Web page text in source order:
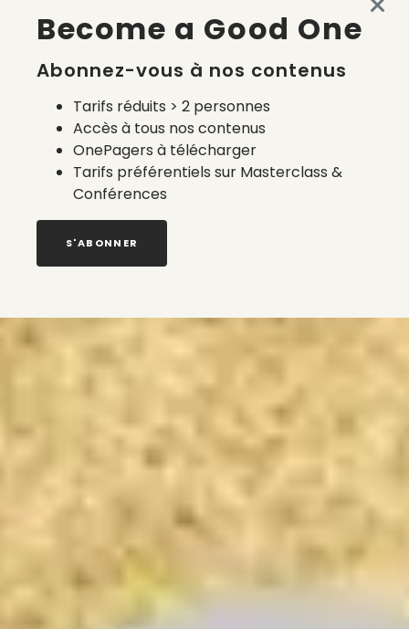
Become a Good One
Abonnez-vous à nos contenus
Tarifs réduits > 2 personnes
Accès à tous nos contenus
OnePagers à télécharger
Tarifs préférentiels sur Masterclass &
Conférences
S'ABONNER